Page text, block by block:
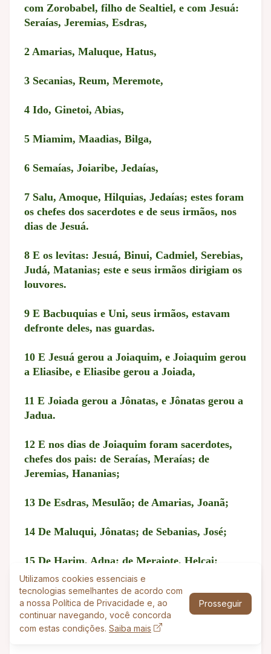
com Zorobabel, filho de Sealtiel, e com Jesuá:
Seraías, Jeremias, Esdras,
2 Amarias, Maluque, Hatus,
3 Secanias, Reum, Meremote,
4 Ido, Ginetoi, Abias,
5 Miamim, Maadias, Bilga,
6 Semaías, Joiaribe, Jedaías,
7 Salu, Amoque, Hilquias, Jedaías; estes foram
os chefes dos sacerdotes e de seus irmãos, nos
dias de Jesuá.
8 E os levitas: Jesuá, Binui, Cadmiel, Serebias,
Judá, Matanias; este e seus irmãos dirigiam os
louvores.
9 E Bacbuquias e Uni, seus irmãos, estavam
defronte deles, nas guardas.
10 E Jesuá gerou a Joiaquim, e Joiaquim gerou
a Eliasibe, e Eliasibe gerou a Joiada,
11 E Joiada gerou a Jônatas, e Jônatas gerou a
Jadua.
12 E nos dias de Joiaquim foram sacerdotes,
chefes dos pais: de Seraías, Meraías; de
Jeremias, Hananias;
13 De Esdras, Mesulão; de Amarias, Joanã;
14 De Maluqui, Jônatas; de Sebanias, José;
15 De Harim, Adna; de Meraiote, Helcai;
16 De Ido, Zacarias; de Ginetom, Mesulão.
17 De Abias, Zicri; de Miamim e de Moadias,
Piltai;
Utilizamos cookies essenciais e
tecnologias semelhantes de acordo com
a nossa Política de Privacidade e, ao
continuar navegando, você concorda
com estas condições. Saiba mais
Prosseguir